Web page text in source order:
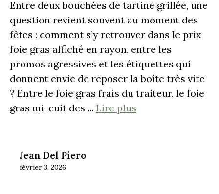
Entre deux bouchées de tartine grillée, une
question revient souvent au moment des
fêtes : comment s’y retrouver dans le prix
foie gras affiché en rayon, entre les
promos agressives et les étiquettes qui
donnent envie de reposer la boîte très vite
? Entre le foie gras frais du traiteur, le foie
gras mi-cuit des ... Lire plus
Jean Del Piero
février 3, 2026